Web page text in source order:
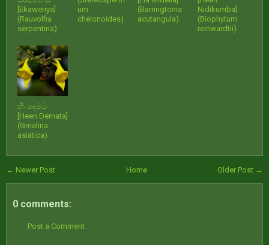
[Ekaweriya]
(Rauvolfia
serpentina)
um
chelonoides)
(Barringtonia
acutangula)
Nidikumba]
(Biophytum
reinwardtii)
හීං දෙමට
[Heen Demata]
(Gmelina
asiatica)
← Newer Post Older Post →
Home
0 comments:
Post a Comment